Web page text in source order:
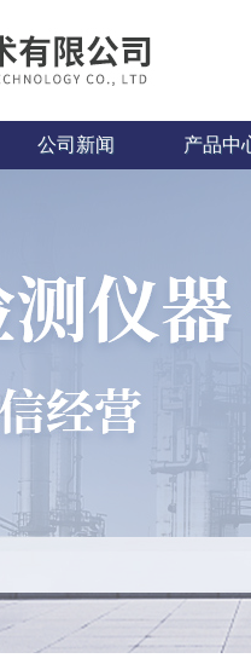
公司新闻 产品中